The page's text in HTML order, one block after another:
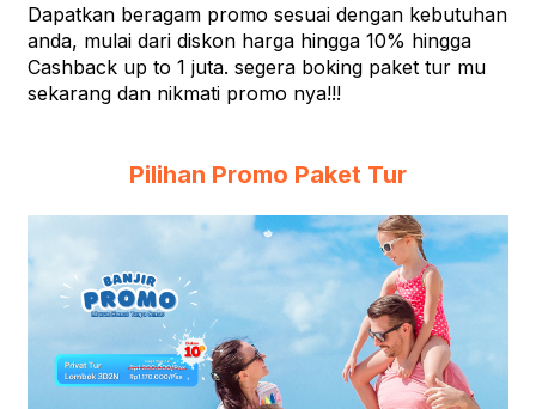
Dapatkan beragam promo sesuai dengan kebutuhan
anda, mulai dari diskon harga hingga 10% hingga
Cashback up to 1 juta. segera boking paket tur mu
sekarang dan nikmati promo nya!!!
Pilihan Promo Paket Tur